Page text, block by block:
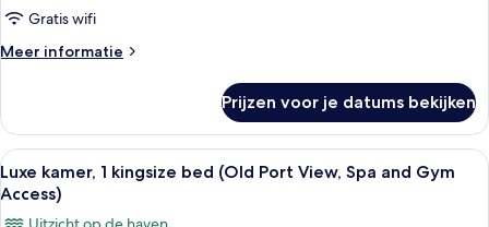
Spa
Gym
(Fitness
and
Spa
laden
Gratis wifi
Meer informatie
Meer
kamer
(Fitness
and
Spa
Prijzen voor je datums bekijken
Alle
foto's
Luxe beddengoed, pillowtop-
9
Luxe kamer, 1 kingsize bed (Old Port View, Spa and Gym
Access)